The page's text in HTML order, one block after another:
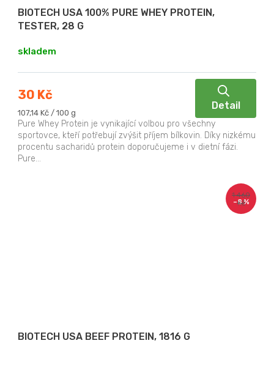
BIOTECH USA 100% PURE WHEY PROTEIN,
TESTER, 28 G
skladem
30 Kč
Měrná
cena:
107,14 Kč / 100 g
Detail
Pure Whey Protein je vynikající volbou pro všechny
sportovce, kteří potřebují zvýšit příjem bílkovin. Díky nizkému
procentu sacharidů protein doporučujeme i v dietní fázi.
Pure...
1 460
Kč
–8 %
BIOTECH USA BEEF PROTEIN, 1816 G